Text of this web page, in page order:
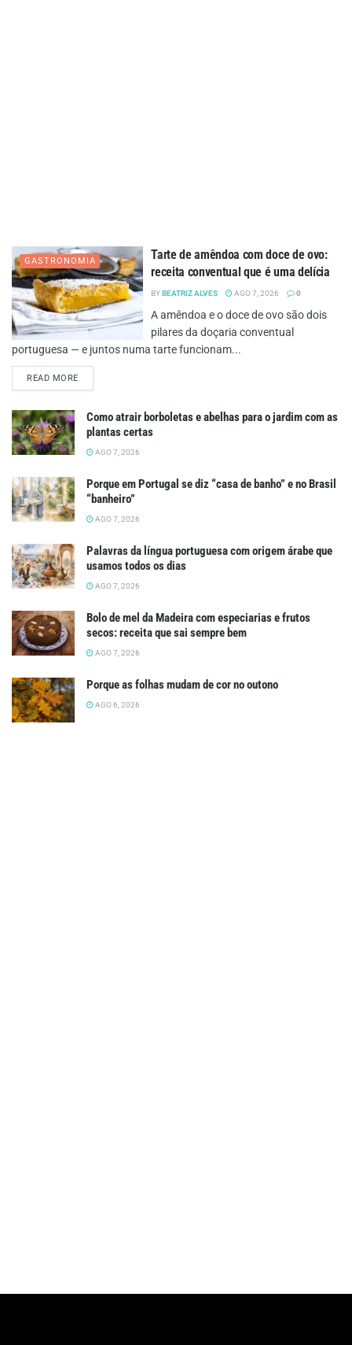
GASTRONOMIA
Tarte de amêndoa com doce de ovo:
receita conventual que é uma delícia
BYBEATRIZ ALVES AGO 7, 2026 0
A amêndoa e o doce de ovo são dois
pilares da doçaria conventual
portuguesa — e juntos numa tarte funcionam...
READ MOREDETAILS
Como atrair borboletas e abelhas para o jardim com as
plantas certas
AGO 7, 2026
Porque em Portugal se diz “casa de banho” e no Brasil
“banheiro”
AGO 7, 2026
Palavras da língua portuguesa com origem árabe que
usamos todos os dias
AGO 7, 2026
Bolo de mel da Madeira com especiarias e frutos
secos: receita que sai sempre bem
AGO 7, 2026
Porque as folhas mudam de cor no outono
AGO 6, 2026